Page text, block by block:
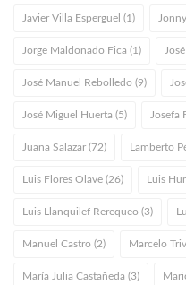
Javier Villa Esperguel (1)
Jorge Maldonado Fica (1)
José Manuel Rebolledo (9)
José Miguel Huerta (5) Josefa
Juana Salazar (72) Lamberto
Luis Flores Olave (26) Luis
Luis Llanquilef Rerequeo (3)
Manuel Castro (2) Marcelo
María Julia Castañeda (3)